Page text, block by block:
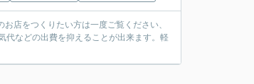
店をつくりたい方は一度ご覧ください、
代などの出費を抑えることが出来ます。軽